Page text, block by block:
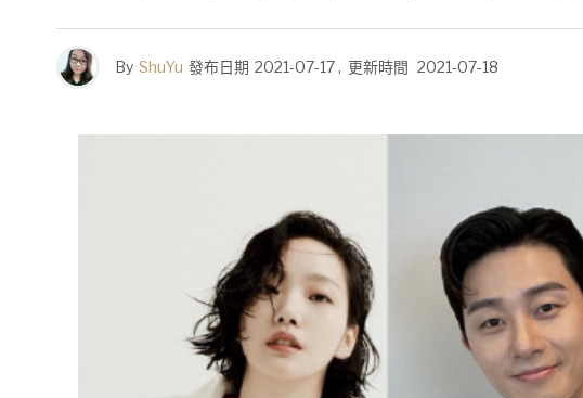
By ShuYu 發布日期 2021-07-17, 更新時間 2021-07-18